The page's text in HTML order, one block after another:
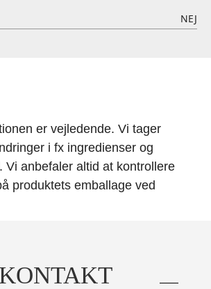
NEJ
er vejledende. Vi tager
i fx ingredienser og
anbefaler altid at kontrollere
produktets emballage ved
KONTAKT